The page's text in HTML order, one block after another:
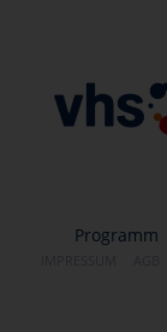
Programm